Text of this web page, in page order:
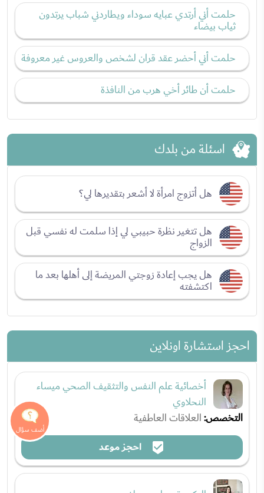
حلمت أني أرتدي عبايه سوداء ويطاردني شباب يرتدون
ثياب بيضاء
حلمت أني أحضر عقد قران لشخص والعروس غير معروفة
حلمت أن طائر أخي هرب من النافذة
اسئلة من بلدك
هل أتزوج امرأة لا أشعر بتقديرها لي؟
هل تتغير نظرة حبيبي لي إذا سلمت له نفسي قبل
الزواج
هل يجب إعادة زوجتي المريضة إلى أهلها بعد ما
اكتشفته
احجز استشارة اونلاين
أخصائية علم النفس والتثقيف الصحي ميساء
النحلاوي
التخصص:العلاقات العاطفية
احجز موعد